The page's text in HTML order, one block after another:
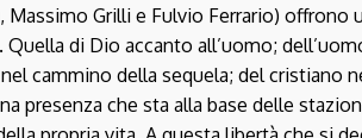
Grilli e Fulvio Ferrario) offrono
Quella di Dio accanto all’uomo;
cammino della sequela; del cristiano
presenza che sta alla base delle